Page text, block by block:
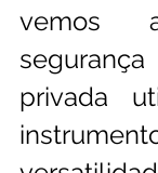
vemos
privada